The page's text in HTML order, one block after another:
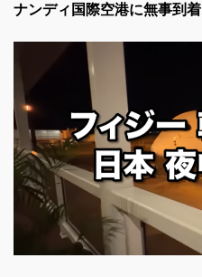
ナンディ国際空港に無事到着